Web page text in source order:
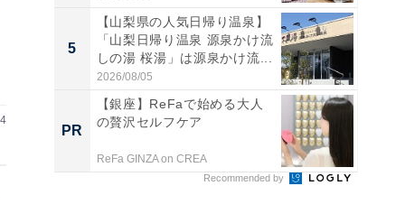
5
【山梨県の人気日帰り温泉】
「山梨日帰り温泉 源泉かけ流
しの湯 桜湯」は源泉かけ流...
2026/08/05
PR
【銀座】ReFaで始める大人
の贅沢セルフケア
ReFa GINZA on CREA
Recommended by